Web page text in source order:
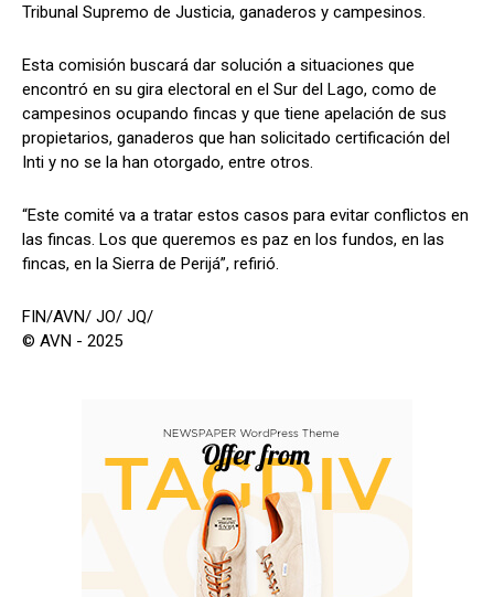
Tribunal Supremo de Justicia, ganaderos y campesinos.
Esta comisión buscará dar solución a situaciones que
encontró en su gira electoral en el Sur del Lago, como de
campesinos ocupando fincas y que tiene apelación de sus
propietarios, ganaderos que han solicitado certificación del
Inti y no se la han otorgado, entre otros.
“Este comité va a tratar estos casos para evitar conflictos en
las fincas. Los que queremos es paz en los fundos, en las
fincas, en la Sierra de Perijá”, refirió.
FIN/AVN/ JO/ JQ/
© AVN - 2025